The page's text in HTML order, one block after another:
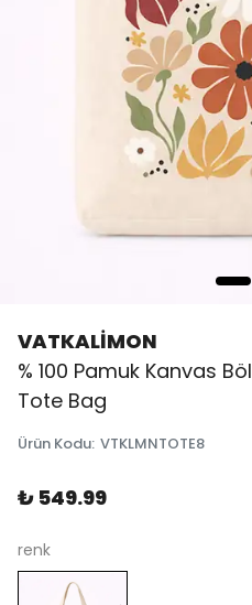
VATKALİMON
% 100 Pamuk Kanvas
Tote Bag
Ürün Kodu: VTKLMNTOTE8
₺ 549.99
renk